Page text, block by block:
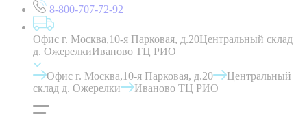
8-800-707-72-92
Офис г. Москва,10-я Парковая, д.20Центральный склад
д. ОжерелкиИваново ТЦ РИО
Офис г. Москва,10-я Парковая, д.20
Центральный
склад д. Ожерелки
Иваново ТЦ РИО